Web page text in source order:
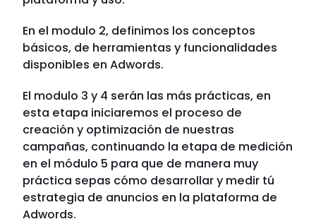
En el modulo 2, definimos los conceptos
básicos, de herramientas y funcionalidades
disponibles en Adwords.
El modulo 3 y 4 serán las más prácticas, en
esta etapa iniciaremos el proceso de
creación y optimización de nuestras
campañas, continuando la etapa de medición
en el módulo 5 para que de manera muy
práctica sepas cómo desarrollar y medir tú
estrategia de anuncios en la plataforma de
Adwords.